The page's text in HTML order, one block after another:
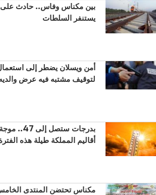
بين مكناس وفاس.. حادث على
يستنفر السلطات
أمن ويسلان يضطر إلى
لتوقيف مشتبه فيه عرض
بدرجات
أقاليم المملكة طيلة هذه
مكناس تحتضن المنتدى